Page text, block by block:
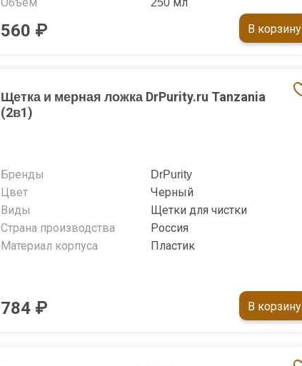
560 ₽ В корзину
Щетка и мерная ложка DrPurity.ru Tanzania
(2в1)
Бренды
DrPurity
Цвет
Черный
Виды
Щетки для чистки
Страна производства
Россия
Материал корпуса
Пластик
784 ₽ В корзину